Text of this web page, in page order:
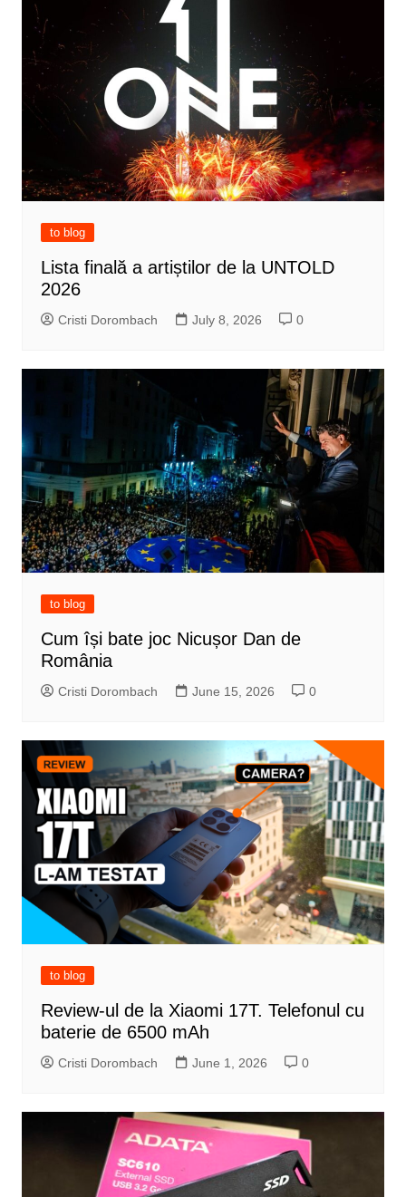
to blog
Lista finală a artiștilor de la UNTOLD
2026
Cristi Dorombach July 8, 2026 0
to blog
Cum își bate joc Nicușor Dan de
România
Cristi Dorombach June 15, 2026 0
to blog
Review-ul de la Xiaomi 17T. Telefonul cu
baterie de 6500 mAh
Cristi Dorombach June 1, 2026 0